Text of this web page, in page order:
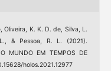
Oliveira, K. K. D. de, Silva, L.
& Pessoa, R. L. (2021).
MUNDO EM TEMPOS DE
holos.2021.12977